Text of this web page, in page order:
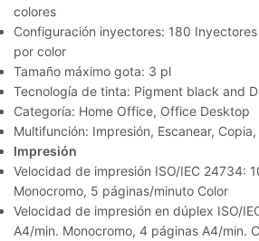
colores
Configuración inyectores: 180
por color
Tamaño máximo gota: 3 pl
Tecnología de tinta: Pigment black and
Categoría: Home Office, Office Desktop
Multifunción: Impresión, Escanear, Copia,
Impresión
Velocidad de impresión ISO/IEC 24734:
Monocromo, 5 páginas/minuto Color
Velocidad de impresión en dúplex ISO/
A4/min. Monocromo, 4 páginas A4/min.